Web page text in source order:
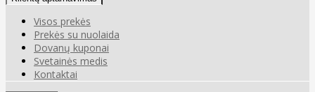
Visos prekės
Prekės su nuolaida
Dovanų kuponai
Svetainės medis
Kontaktai